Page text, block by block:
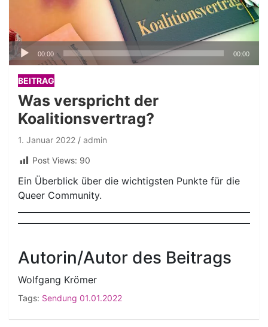
Audio-
Player
00:00 00:00
BEITRAG
Was verspricht der
Koalitionsvertrag?
1. Januar 2022
admin
Post Views: 90
Ein Überblick über die wichtigsten Punkte für die
Queer Community.
Autorin/Autor des Beitrags
Wolfgang Krömer
Tags: Sendung 01.01.2022